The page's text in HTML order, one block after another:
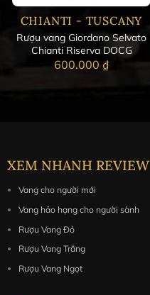
CHIANTI - TUSCANY
Rượu vang Giordano Selvato
Chianti Riserva DOCG
600.000 ₫
XEM NHANH REVIEW
Vang cho người mới
Vang hảo hạng cho người sành
Rượu Vang Đỏ
Rượu Vang Trắng
Rượu Vang Ngọt